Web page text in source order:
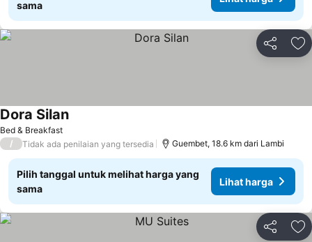
sama
Bagikan
Bed & Breakfast
Dora Silan
/ Tidak ada penilaian yang tersedia Guembet, 18.6 km dari Lambi
Pilih tanggal untuk melihat harga yang
sama
Lihat harga
Bagikan